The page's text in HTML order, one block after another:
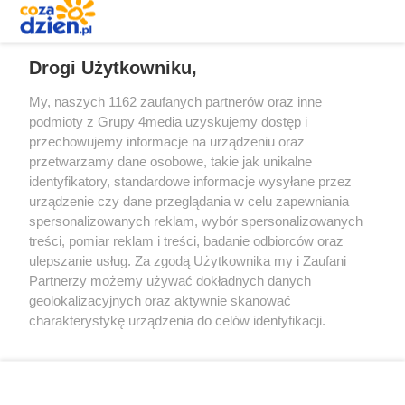
Redakcja Reklama Prywatność
Praca Łódź
the:protocol
Drogi Użytkowniku,
My, naszych 1162 zaufanych partnerów oraz inne
podmioty z Grupy 4media uzyskujemy dostęp i
przechowujemy informacje na urządzeniu oraz
przetwarzamy dane osobowe, takie jak unikalne
identyfikatory, standardowe informacje wysyłane przez
urządzenie czy dane przeglądania w celu zapewniania
spersonalizowanych reklam, wybór spersonalizowanych
treści, pomiar reklam i treści, badanie odbiorców oraz
ulepszanie usług. Za zgodą Użytkownika my i Zaufani
Partnerzy możemy używać dokładnych danych
geolokalizacyjnych oraz aktywnie skanować
charakterystykę urządzenia do celów identyfikacji.
zmienić/wycofać klikając przycisk ustawień prywatności